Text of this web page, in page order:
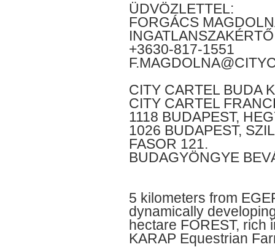
ÜDVÖZLETTEL:
FORGÁCS
INGATLANSZAKÉRTŐ
+3630-817-1551
CITY CARTEL BUDA
CITY CARTEL
1118 BUDAPEST,
1026 BUDAPEST,
FASOR 121.
BUDAGYÖNGYE
5 kilometers from
dynamically
hectare FOREST, rich
KARAP Equestrian